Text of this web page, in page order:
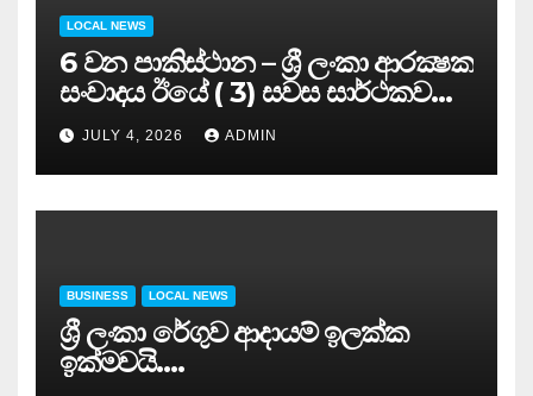
LOCAL NEWS
6 වන පාකිස්ථාන – ශ්‍රී ලංකා ආරක්‍ෂක
සංවාදය ඊයේ ( 3) සවස සාර්ථකව
අවසන් කරයි..
JULY 4, 2026 ADMIN
BUSINESS LOCAL NEWS
ශ්‍රී ලංකා රේගුව ආදායම් ඉලක්ක
ඉක්මවයි….